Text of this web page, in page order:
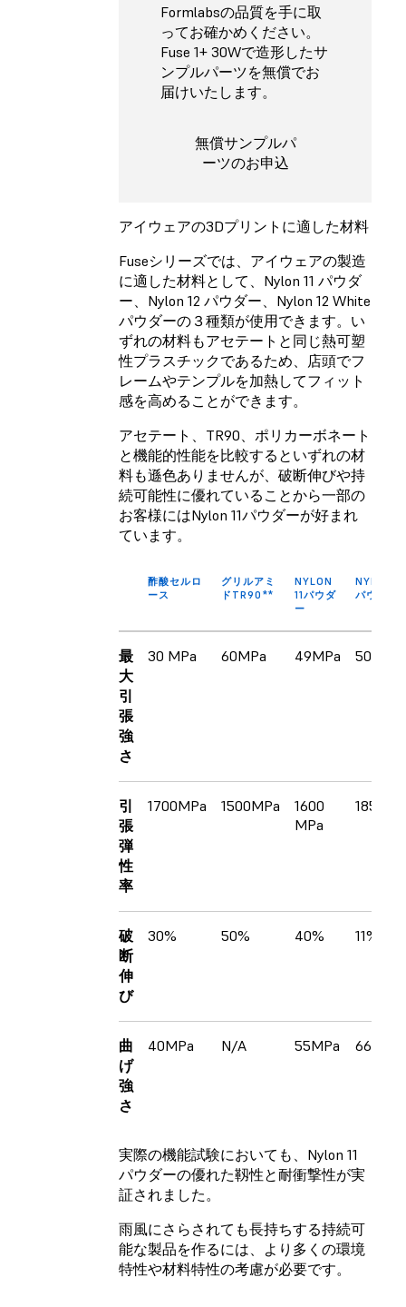
Formlabsの品質を手に取
ってお確かめください。
Fuse 1+ 30Wで造形したサ
ンプルパーツを無償でお
届けいたします。
無償サンプルパ
ーツのお申込
アイウェアの3Dプリントに適した材料
Fuseシリーズでは、アイウェアの製造
に適した材料として、 Nylon 11 パウダ
ー
Nylon 12 パウダー
Nylon 12 White
パウダーの３種類が使用できます。い
ずれの材料もアセテートと同じ熱可塑
性プラスチックであるため、店頭でフ
レームやテンプルを加熱してフィット
感を高めることができます。
アセテート、TR90、ポリカーボネート
と機能的性能を比較するといずれの材
料も遜色ありませんが、破断伸びや持
続可能性に優れていることから一部の
お客様にはNylon 11パウダーが好まれ
ています。
酢酸セルロ
ース
グリルアミ
ドTR90**
NYLON
11パウダ
ー
NYLON
パウダー
最
大
引
張
強
さ
30 MPa 60MPa 49MPa 50MPa
引
張
弾
性
率
1700MPa 1500MPa
1600
MPa
破
断
伸
び
30% 50% 40% 11%
曲
げ
強
さ
40MPa N/A 55MPa 66MPa
実際の機能試験においても、Nylon 11
パウダーの優れた靱性と耐衝撃性が実
証されました。
雨風にさらされても長持ちする持続可
能な製品を作るには、より多くの環境
特性や材料特性の考慮が必要です。